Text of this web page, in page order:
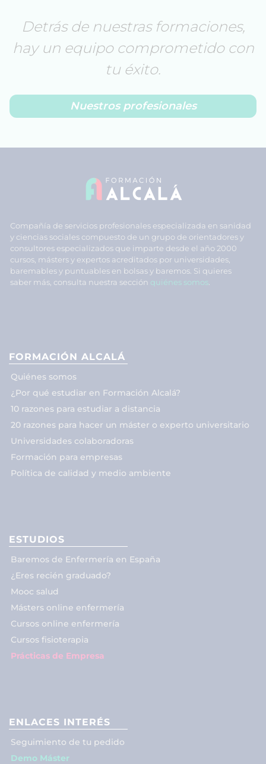
Detrás de nuestras formaciones,
hay un equipo comprometido con
tu éxito.
Nuestros profesionales
Compañía de servicios profesionales especializada en sanidad
y ciencias sociales compuesto de un grupo de orientadores y
consultores especializados que imparte desde el año 2000
cursos, másters y expertos acreditados por universidades,
baremables y puntuables en bolsas y baremos. Si quieres
saber más, consulta nuestra sección quiénes somos
FORMACIÓN ALCALÁ
Quiénes somos
¿Por qué estudiar en Formación Alcalá?
10 razones para estudiar a distancia
20 razones para hacer un máster o experto universitario
Universidades colaboradoras
Formación para empresas
Política de calidad y medio ambiente
ESTUDIOS
Baremos de Enfermería en España
¿Eres recién graduado?
Mooc salud
Másters online enfermería
Cursos online enfermería
Cursos fisioterapia
Prácticas de Empresa
ENLACES INTERÉS
Seguimiento de tu pedido
Demo Máster